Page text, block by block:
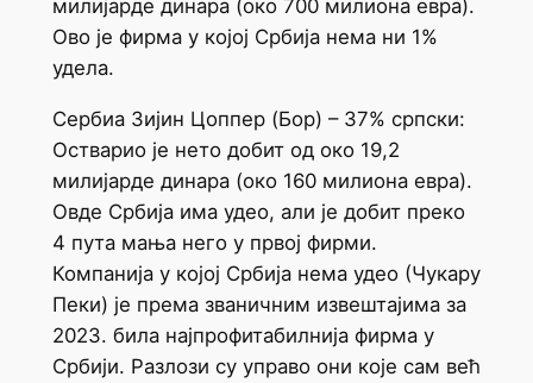
милијарде динара (око 700 милиона евра).
Ово је фирма у којој Србија нема ни 1%
удела.
Сербиа Зијин Цоппер (Бор) – 37% српски:
Остварио је нето добит од око 19,2
милијарде динара (око 160 милиона евра).
Овде Србија има удео, али је добит преко
4 пута мања него у првој фирми.
Компанија у којој Србија нема удео (Чукару
Пеки) је према званичним извештајима за
2023. била најпрофитабилнија фирма у
Србији. Разлози су управо они које сам већ